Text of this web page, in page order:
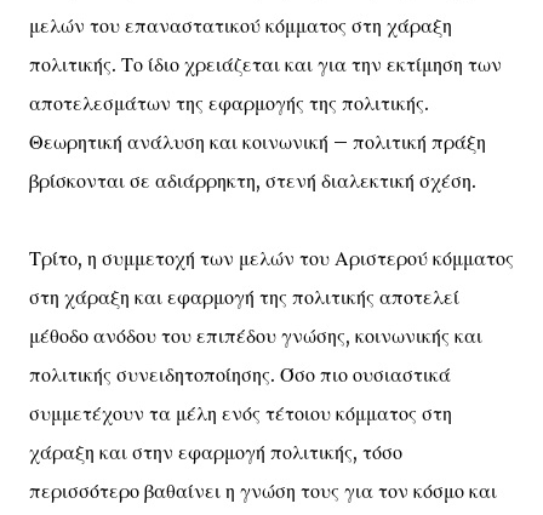
μελών του επαναστατικού κόμματος στη χάραξη
πολιτικής. Το ίδιο χρειάζεται και για την εκτίμηση των
αποτελεσμάτων της εφαρμογής της πολιτικής.
Θεωρητική ανάλυση και κοινωνική – πολιτική πράξη
βρίσκονται σε αδιάρρηκτη, στενή διαλεκτική σχέση.
Τρίτο, η συμμετοχή των μελών του Αριστερού κόμματος
στη χάραξη και εφαρμογή της πολιτικής αποτελεί
μέθοδο ανόδου του επιπέδου γνώσης, κοινωνικής και
πολιτικής συνειδητοποίησης. Όσο πιο ουσιαστικά
συμμετέχουν τα μέλη ενός τέτοιου κόμματος στη
χάραξη και στην εφαρμογή πολιτικής, τόσο
περισσότερο βαθαίνει η γνώση τους για τον κόσμο και